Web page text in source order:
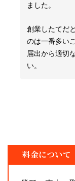
ました。
創業したてだ
のは一番多い
届出から適切
い。
料金について